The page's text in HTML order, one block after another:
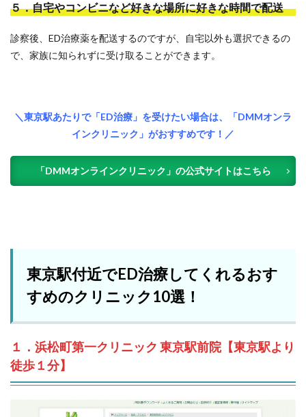
５．自宅やコンビニなど好きな場所に好きな時間で配送
診察後、ED治療薬を配送するのですが、自宅以外も選択できるの
で、家族に知られずに受け取ることができます。
＼東京駅あたりで「ED治療」を受けたい場合は、「DMMオンラ
インクリニック」がおすすめです！／
「DMMオンラインクリニック」の公式サイトはこちら
東京駅付近でED治療してくれるおす
すめのクリニック10選！
１．浜松町第一クリニック 東京駅前院【東京駅より
徒歩１分】